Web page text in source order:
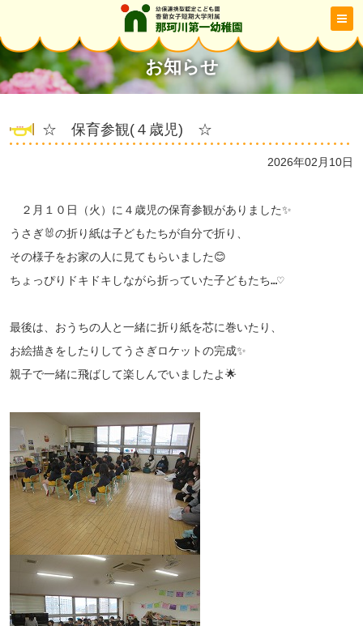
お知らせ
☆ 保育参観(４歳児) ☆
2026年02月10日
２月１０日（火）に４歳児の保育参観がありました✨
うさぎ🐰の折り紙は子どもたちが自分で折り、
その様子をお家の人に見てもらいました😊
ちょっぴりドキドキしながら折っていた子どもたち…♡
最後は、おうちの人と一緒に折り紙を芯に巻いたり、
お絵描きをしたりしてうさぎロケットの完成✨
親子で一緒に飛ばして楽しんでいましたよ🌟